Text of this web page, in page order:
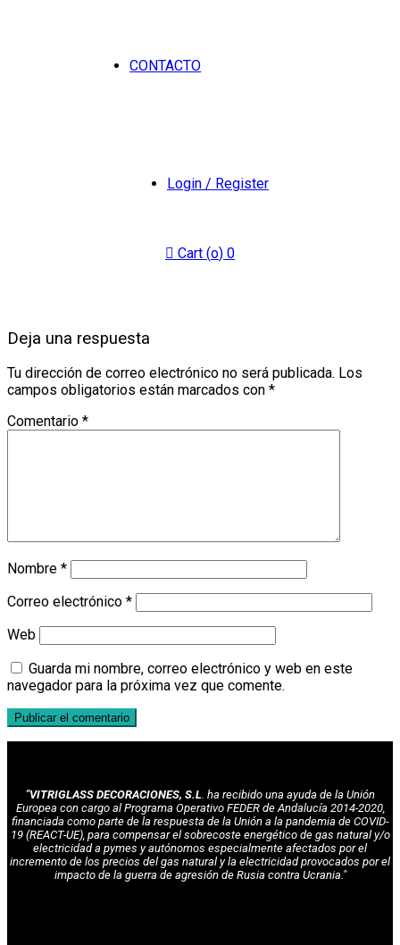
CONTACTO
Login / Register
Cart (o) 0
Deja una respuesta
Tu dirección de correo electrónico no será publicada. Los
campos obligatorios están marcados con *
Comentario *
Nombre *
Correo electrónico *
Web
Guarda mi nombre, correo electrónico y web en este
navegador para la próxima vez que comente.
"VITRIGLASS DECORACIONES, S.L. ha recibido una ayuda de la Unión
Europea con cargo al Programa Operativo FEDER de Andalucía 2014-2020,
financiada como parte de la respuesta de la Unión a la pandemia de COVID-
19 (REACT-UE), para compensar el sobrecoste energético de gas natural y/o
electricidad a pymes y autónomos especialmente afectados por el
incremento de los precios del gas natural y la electricidad provocados por el
impacto de la guerra de agresión de Rusia contra Ucrania."